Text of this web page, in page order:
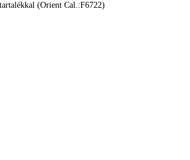
(Orient Cal.:F6722)